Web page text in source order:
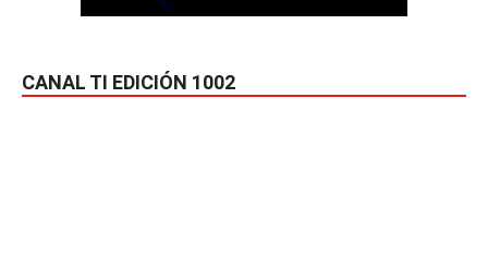
CANAL TI EDICIÓN 1002